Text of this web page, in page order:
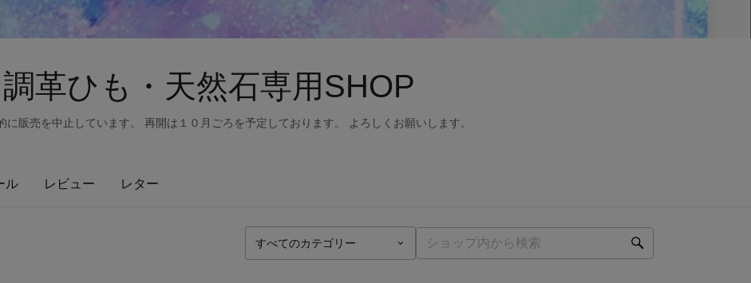
革ひも・天然石専用SHOP
に販売を中止しています。 再開は１０月ごろを予定しております。 よろしくお願いします。
ル レビュー レター